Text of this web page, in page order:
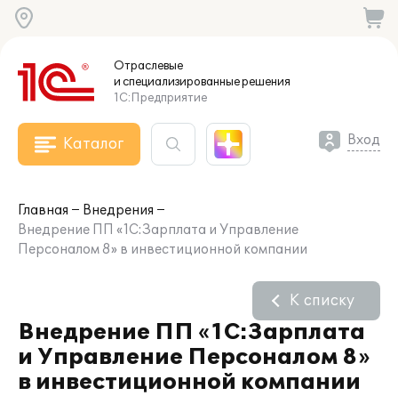
Отраслевые
и специализированныерешения
1С:Предприятие
Каталог Вход
Главная
Внедрения
Внедрение ПП «1С:Зарплата и Управление
Персоналом 8» в инвестиционной компании
Внедрение ПП «1С:Зарплата
и Управление Персоналом 8»
в инвестиционной компании
К списку